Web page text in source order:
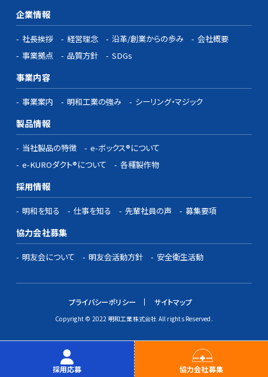
企業情報
社長挨拶 経営理念 沿革/創業からの歩み
会社概要
事業拠点
品質方針 SDGs
事業内容
事業案内 明和工業の強み シーリング・マジック
製品情報
当社製品の特徴
e-ボックス®について
e-KUROダクト®について
各種製作物
採用情報
明和を知る 仕事を知る 先輩社員の声 募集要項
協力会社募集
明友会について 明友会活動方針 安全衛生活動
プライバシーポリシー サイトマップ
Copyright © 2022 明和工業株式会社 All rights Reserved.
採用応募 協力会社募集